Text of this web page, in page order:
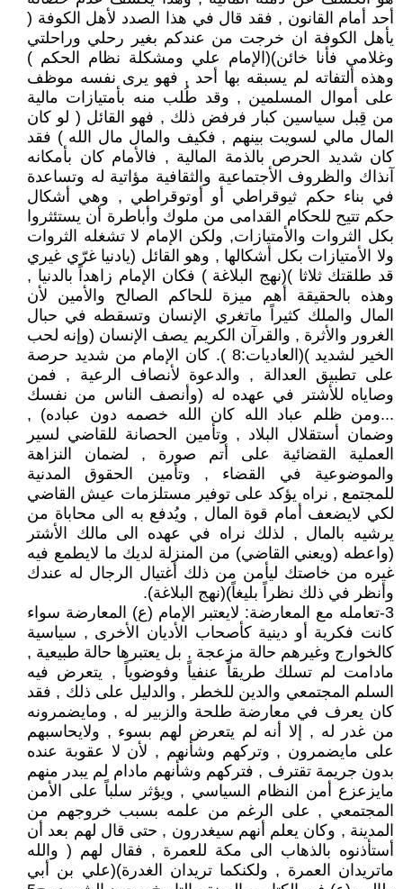
أحد أمام القانون , فقد قال في هذا الصدد لأهل الكوفة (
يأهل الكوفة ان خرجت من عندكم بغير رحلي وراحلتي
وغلامي فأنا خائن)(الإمام علي ومشكلة نظام الحكم )
وهذه ألتفاته لم يسبقه بها أحد , فهو يرى نفسه موظف
على أموال المسلمين , وقد طُلب منه بأمتيازات مالية
من قِبل سياسين كبار فرفض ذلك , فهو القائل ( لو كان
المال مالي لسويت بينهم , فكيف والمال مال الله ) فقد
كان شديد الحرص بالذمة المالية , فالأمام كان بأمكانه
آنذاك والظروف الأجتماعية والثقافية مؤاتية له وتساعدة
في بناء حكم ثيوقراطي أو أوتوقراطي , وهي أشكال
حكم تتيح للحكام القدامى من ملوك وأباطرة أن يستئثروا
بكل الثروات والأمتيازات, ولكن الإمام لا تشغله الثروات
ولا الأمتيازات بكل أشكالها , وهو القائل (يادنيا غرّي غيري
قد طلقتك ثلاثا )(نهج البلاغة ) فكان الإمام زاهداً بالدنيا ,
وهذه بالحقيقة أهم ميزة للحاكم الصالح والأمين لأن
المال والملك كثيراً ماتغري الإنسان وتسقطه في حبال
الغرور والأثرة , والقرآن الكريم يصف الإنسان (وإنه لحب
الخير لشديد )(العاديات:8 ). كان الإمام من شديد حرصة
على تطبيق العدالة , والدعوة لأنصاف الرعية , فمن
وصاياه للأشتر في عهده له (وأنصف الناس من نفسك
...ومن ظلم عباد الله كان الله خصمه دون عباده) ,
وضمان أستقلال البلاد , وتأمين الحصانة للقاضي لسير
العملية القضائية على أتم صورة , لضمان النزاهة
والموضوعية في القضاء , وتأمين الحقوق المدنية
للمجتمع , نراه يؤكد على توفير مستلزمات عيش القاضي
لكي لايضعف أمام قوة المال , ويُدفع به الى محاباة من
يرشيه بالمال , لذلك نراه في عهده الى مالك الأشتر
(واعطه (ويعني القاضي) من المنزلة لديك ما لايطمع فيه
غيره من خاصتك ليأمن من ذلك أغتيال الرجال له عندك
وأنظر في ذلك نظراً بليغاً)(نهج البلاغة).
3-تعامله مع المعارضة: لايعتبر الإمام (ع) المعارضة سواء
كانت فكرية أو دينية كأصحاب الأديان الأخرى , سياسية
كالخوارج وغيرهم حالة مزعجة , بل يعتبرها حالة طبيعية ,
مادامت لم تسلك طريقاً عنفياً وفوضوياً , يتعرض فيه
السلم المجتمعي والدين للخطر , والدليل على ذلك , فقد
كان يعرف في معارضة طلحة والزبير له , ومايضمرونه
من غدر له , إلا أنه لم يتعرض لهم بسوء , ولايحاسبهم
على مايضمرون , وتركهم وشأنهم , لأن لا عقوبة عنده
بدون جريمة تقترف , فتركهم وشأنهم مادام لم يبدر منهم
مايزعزع أمن النظام السياسي , ويؤثر سلباً على الأمن
المجتمعي , على الرغم من علمه بسبب خروجهم من
المدينة , وكان يعلم أنهم سيغدرون , حتى قال لهم بعد أن
أستأذنوه بالذهاب الى مكة للعمرة , فقال لهم ( والله
ماتريدان العمرة , ولكنكما تريدان الغدرة)(علي بن أبي